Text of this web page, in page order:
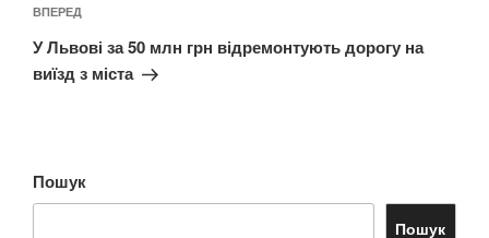
Наступний
запис
ВПЕРЕД
У Львові за 50 млн грн відремонтують дорогу на
виїзд з міста
Пошук
Пошук